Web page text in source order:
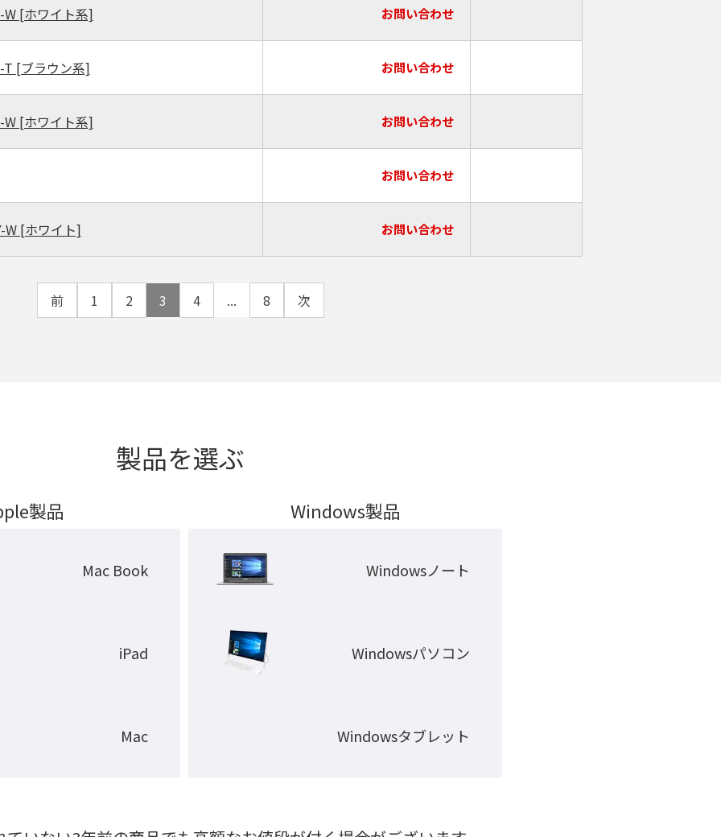
W [ホワイト系] お問い合わせ
T [ブラウン系] お問い合わせ
W [ホワイト系] お問い合わせ
お問い合わせ
W [ホワイト] お問い合わせ
前 1 2 3 4 ... 8 次
製品を選ぶ
製品
Mac Book
iPad
Mac
Windows製品
Windowsノート
Windowsパソコン
Windowsタブレット